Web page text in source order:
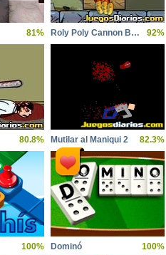
81% Roly Poly Cannon BMP 92%
80.8% Mutilar al Maniqui 2 82.3%
100% Dominó 100%